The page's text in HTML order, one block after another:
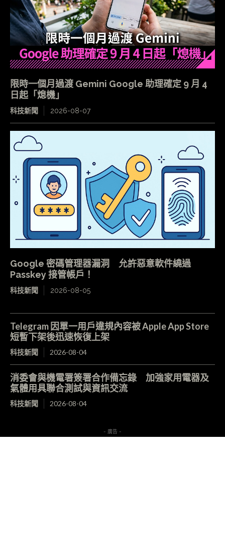
限時一個月過渡 Gemini Google 助理確定 9 月 4
日起「熄機」
科技新聞 2026-08-07
Google 密碼管理器漏洞 允許惡意軟件繞過
Passkey 接管帳戶！
科技新聞 2026-08-05
Telegram 因單一用戶違規內容被 Apple App Store
短暫下架後迅速恢復上架
科技新聞 2026-08-04
消委會與機電署簽署合作備忘錄 加強家用電器及
氣體用具聯合測試與資訊交流
科技新聞 2026-08-04
- 廣告 -